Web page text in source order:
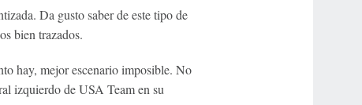
Da gusto saber de este tipo de
bien trazados.
hay, mejor escenario imposible. No
izquierdo de USA Team en su